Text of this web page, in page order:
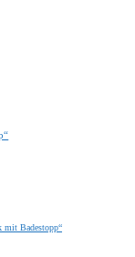
mit Badestopp“